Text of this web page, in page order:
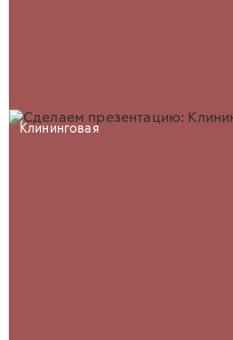
Клининговая